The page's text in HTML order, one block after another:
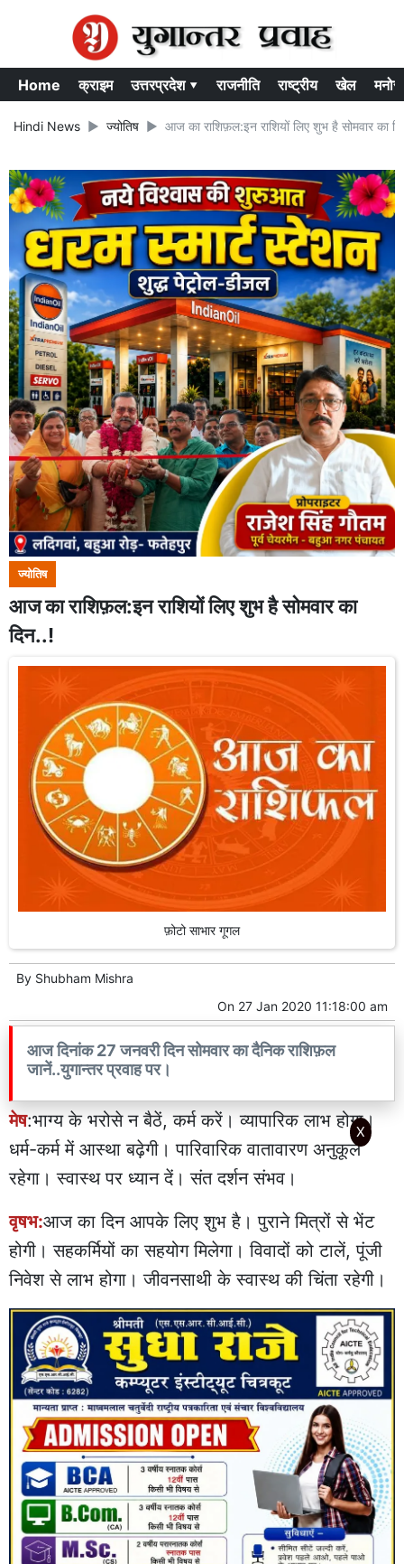
Home क्राइम उत्तरप्रदेश ▾ राजनीति राष्ट्रीय खेल
Hindi News ज्योतिष आज का राशिफ़ल:इन राशियों लिए शुभ है सोमवार का
ज्योतिष
आज का राशिफ़ल:इन राशियों लिए शुभ है सोमवार का
दिन..!
फ़ोटो साभार गूगल
By Shubham Mishra
On 27 Jan 2020 11:18:00 am
आज दिनांक 27 जनवरी दिन सोमवार का दैनिक राशिफ़ल
जानें..युगान्तर प्रवाह पर।
मेष:भाग्य के भरोसे न बैठें, कर्म करें। व्यापारिक लाभ होगा।
धर्म-कर्म में आस्था बढ़ेगी। पारिवारिक वातावारण अनुकूल
रहेगा। स्वास्थ पर ध्यान दें। संत दर्शन संभव।
वृषभ:आज का दिन आपके लिए शुभ है। पुराने मित्रों से भेंट
होगी। सहकर्मियों का सहयोग मिलेगा। विवादों को टालें, पूंजी
निवेश से लाभ होगा। जीवनसाथी के स्वास्थ की चिंता रहेगी।
X